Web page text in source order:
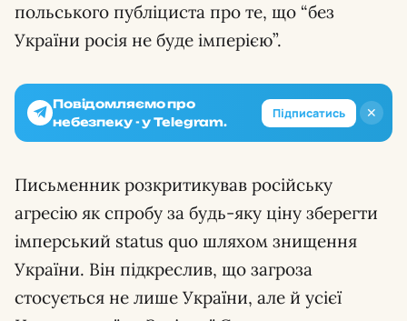
польського публіциста про те, що “без
України росія не буде імперією”.
✕
Повідомляємо про
небезпеку - у Telegram.
Підписатись
Письменник розкритикував російську
агресію як спробу за будь-яку ціну зберегти
імперський status quo шляхом знищення
України. Він підкреслив, що загроза
стосується не лише України, але й усієї